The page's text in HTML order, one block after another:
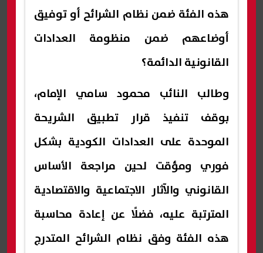
هذه الفئة ضمن نظام الشرائح أو توفيق
أوضاعهم ضمن منظومة العدادات
القانونية الدائمة؟
وطالب النائب محمود سامي الإمام،
بوقف تنفيذ قرار تطبيق الشريحة
الموحدة على العدادات الكودية بشكل
فوري ومؤقت لحين مراجعة الأساس
القانوني والآثار الاجتماعية والاقتصادية
المترتبة عليه، فضلًا عن إعادة محاسبة
هذه الفئة وفق نظام الشرائح المتدرج